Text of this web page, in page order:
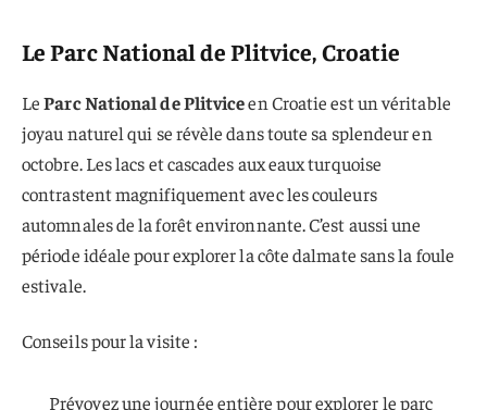
Le Parc National de Plitvice, Croatie
LeParc National de Plitviceen Croatie est un véritable
joyau naturel qui se révèle dans toute sa splendeur en
octobre. Les lacs et cascades aux eaux turquoise
contrastent magnifiquement avec les couleurs
automnales de la forêt environnante. C’est aussi une
période idéale pour explorer la côte dalmate sans la foule
estivale.
Conseils pour la visite :
Prévoyez une journée entière pour explorer le parc